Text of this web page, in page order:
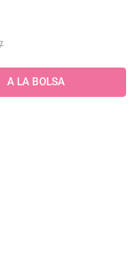
A LA BOLSA